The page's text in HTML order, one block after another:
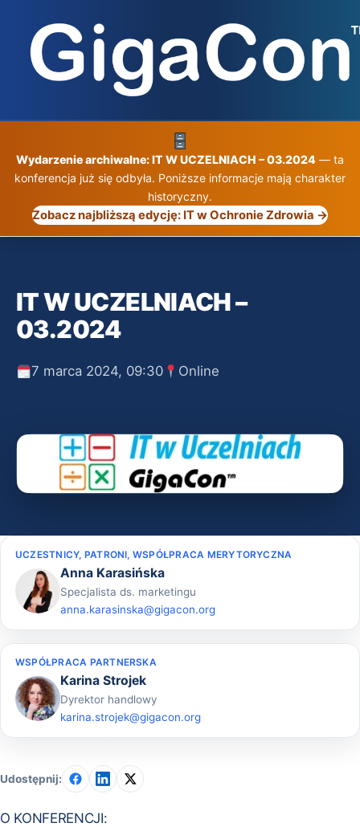
treści
Wydarzenie archiwalne: IT W UCZELNIACH – 03.2024 — ta
konferencja już się odbyła. Poniższe informacje mają charakter
historyczny.
Zobacz najbliższą edycję: IT w Ochronie Zdrowia →
IT W UCZELNIACH –
03.2024
7 marca 2024, 09:30 Online
Udostępnij:
O KONFERENCJI:
UCZESTNICY, PATRONI, WSPÓŁPRACA MERYTORYCZNA
Anna Karasińska
Specjalista ds. marketingu
anna.karasinska@gigacon.org
WSPÓŁPRACA PARTNERSKA
Karina Strojek
Dyrektor handlowy
karina.strojek@gigacon.org